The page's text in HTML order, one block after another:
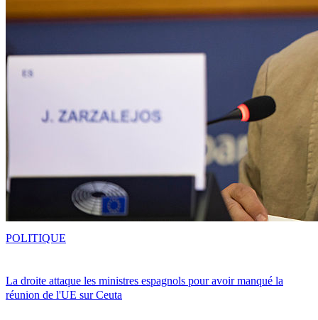
La droite attaque les ministres espagnols pour avoir manqué la
réunion de l'UE sur Ceuta
POLITIQUE